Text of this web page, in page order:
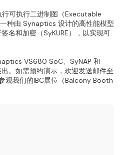
可执行二进制图（Executable
种由 Synaptics 设计的高性能模型
名和加密（SyKURE），以实现可
VS680 SoC、SyNAP 和
。如需预约演示，欢迎发送邮件至
观我们的IBC展位（Balcony Booth